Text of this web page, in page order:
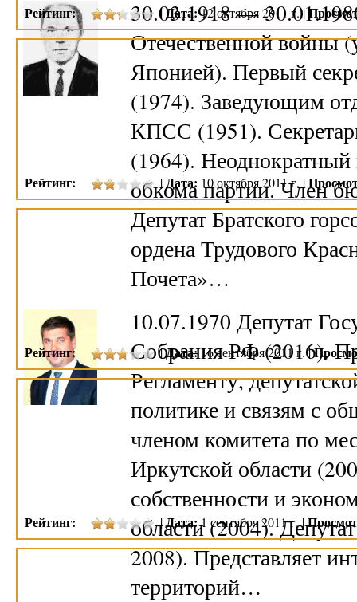
30.03.1918 —
Отечественной войны
Японией). Первый
(1974). Заведующим
КПСС (1951).
(1964). Неоднократный
обкома партии. Член
Депутат Братского
ордена Трудового
Почета»…
10.07.1970 Депутат
Собрания РФ (2016).
Регламенту,
политике и связям с
членом комитета по
Иркутской области
собственности и
области (2004).
2008). Представляет
территорий…
Рейтинг: |Дата:12 октября 2011 г. |
Рейтинг: |Дата: 10 октября 2011 г. |
Рейтинг: |Дата:16 сентября 2011 г. |
Рейтинг: |Дата:1 сентября 2011 г. |